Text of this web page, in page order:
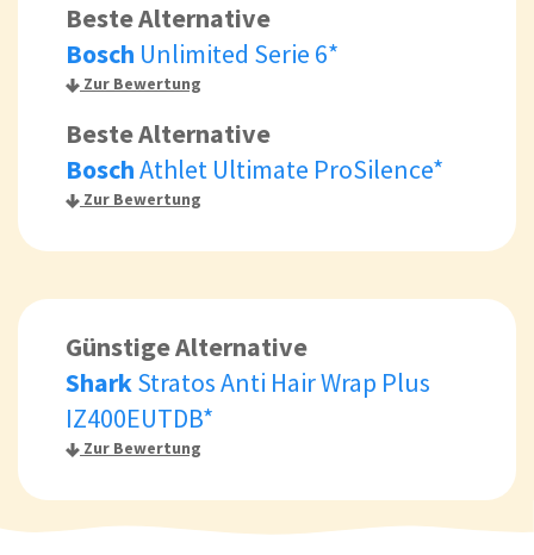
Beste Alternative
Bosch Unlimited Serie 6*
Zur Bewertung
Beste Alternative
BoschAthlet Ultimate ProSilence*
Zur Bewertung
Günstige Alternative
SharkStratos Anti Hair Wrap Plus
IZ400EUTDB*
Zur Bewertung